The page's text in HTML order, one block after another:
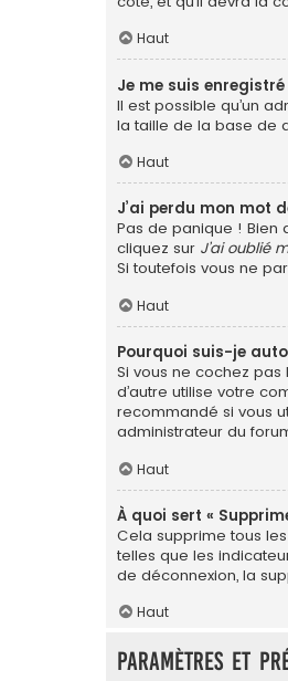
Haut
Je me suis
Il est possible qu’un
la taille de la base de
Haut
J’ai perdu mon mot
Pas de panique ! Bien
cliquez sur J’ai oublié
Si toutefois vous ne
Haut
Pourquoi suis-je
Si vous ne cochez pas
d’autre utilise votre
recommandé si vous
administrateur du
Haut
À quoi sert «
Cela supprime tous
telles que les
de déconnexion, la
Haut
Paramètres et